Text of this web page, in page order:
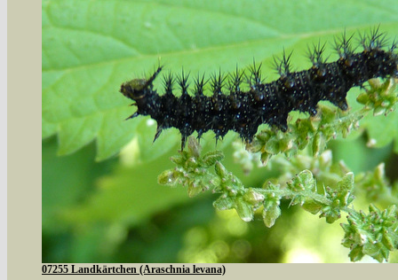
07255 Landkärtchen (Araschnia levana)